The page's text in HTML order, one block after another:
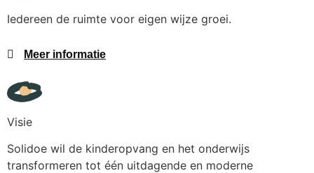
Iedereen de ruimte voor eigen wijze groei.
Meer informatie
Visie
Solidoe wil de kinderopvang en het onderwijs
transformeren tot één uitdagende en moderne